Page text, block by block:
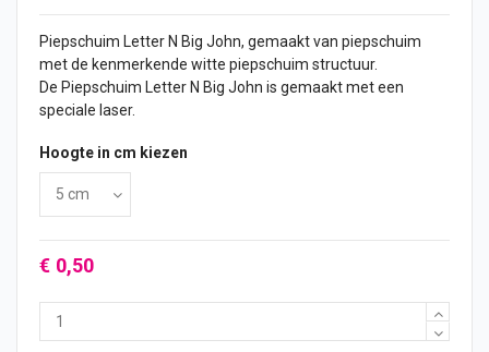
Piepschuim Letter N Big John, gemaakt van piepschuim
met de kenmerkende witte piepschuim structuur.
De Piepschuim Letter N Big John is gemaakt met een
speciale laser.
Hoogte in cm kiezen
€ 0,50